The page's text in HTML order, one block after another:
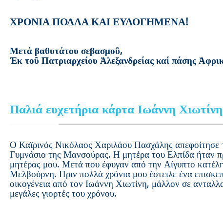
ΧΡΟΝΙΑ ΠΟΛΛΑ ΚΑΙ ΕΥΛΟΓΗΜΕΝΑ!
Μετά βαθυτάτου σεβασμοῦ,
Ἐκ τοῦ Πατριαρχείου Ἀλεξανδρείας καί πάσης
Παλιά ευχετήρια κάρτα Ιωάννη Χιωτίνη
Ο Καϊρινός Νικόλαος Χαριλάου Πασχάλης
Γυμνάσιο της Μανσούρας. Η μητέρα του Ελπίδα ήταν
μητέρας μου. Μετά που έφυγαν από την Αίγυπτο
Μελβούρνη. Πριν πολλά χρόνια μου έστειλε ένα
οικογένεια από τον Ιωάννη Χιωτίνη, μάλλον σε
μεγάλες γιορτές του χρόνου.